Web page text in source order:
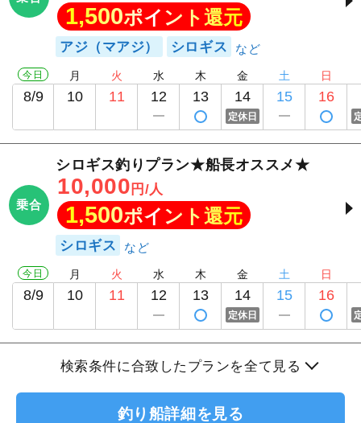
1,500ポイント還元
アジ（マアジ） シロギス
今日
8/9
月
10
火
11
水
12
木
13
金
14
定休日
土
15
日
16
乗合
シロギス釣りプラン★船長オススメ★
10,000 円/人
1,500ポイント還元
シロギス
今日
8/9
月
10
火
11
水
12
木
13
金
14
定休日
土
15
日
16
検索条件に合致したプランを全て見る
釣り船詳細を見る